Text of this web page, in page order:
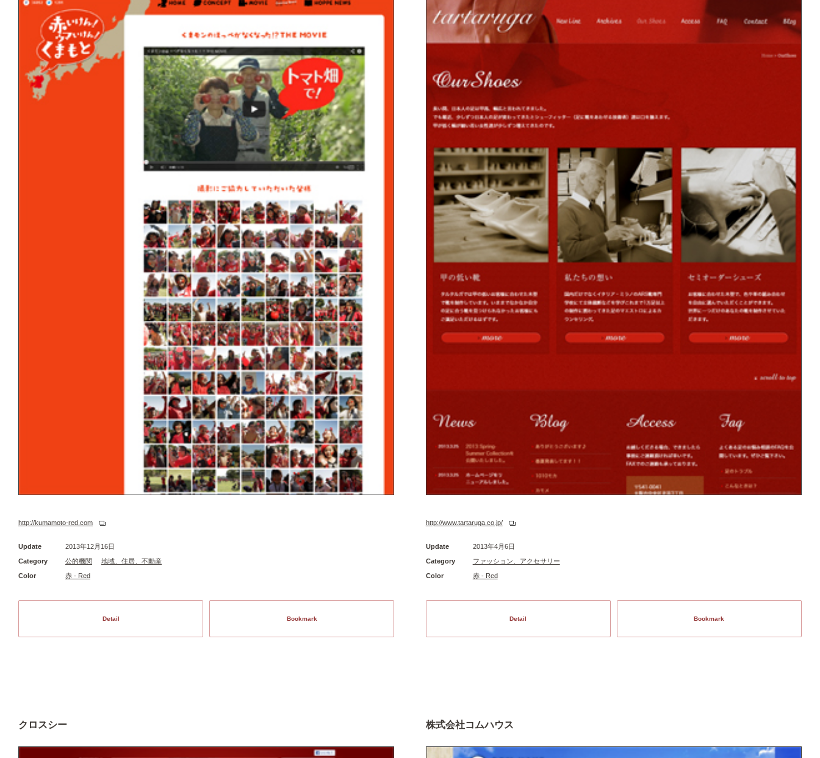
http://kumamoto-red.com
Update
2013年12月16日
Category
公的機関
地域、住居、不動産
Color
赤 - Red
Detail Bookmark
http://www.tartaruga.co.jp/
Update
2013年4月6日
Category
ファッション、アクセサリー
Color
赤 - Red
Detail Bookmark
クロスシー 株式会社コムハウス